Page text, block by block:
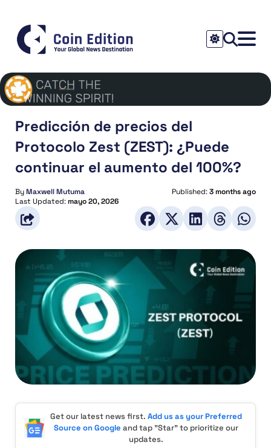
Predicción de precios del
Protocolo Zest (ZEST): ¿Puede
continuar el aumento del 100%?
ByMaxwell Mutuma Published:3 months ago
Last Updated:mayo 20, 2026
Get our latest news first. Add us as your Preferred
Source on Google and tap "Star" to prioritize our
updates.